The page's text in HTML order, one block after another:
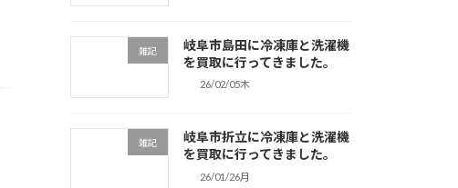
雑記
岐阜市島田に冷凍庫と洗濯機
を買取に行ってきました。
26/02/05木
雑記
岐阜市折立に冷凍庫と洗濯機
を買取に行ってきました。
26/01/26月